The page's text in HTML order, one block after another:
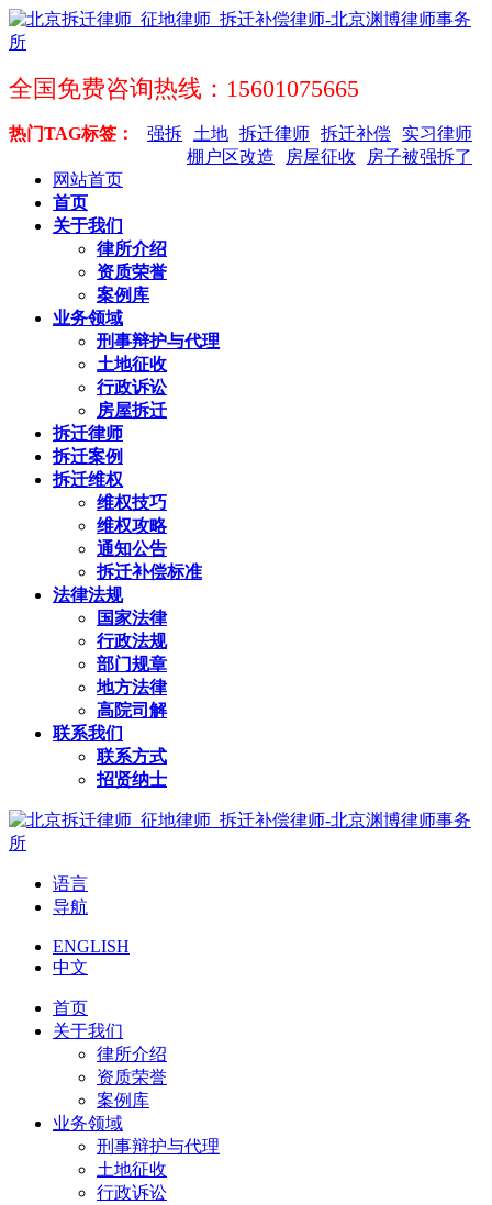
全国免费咨询热线：15601075665
热门TAG标签： 实习律师
拆迁补偿
拆迁律师
土地
强拆
房子被强拆了
房屋征收
棚户区改造
网站首页
首页
关于我们
律所介绍
资质荣誉
案例库
业务领域
刑事辩护与代理
土地征收
行政诉讼
房屋拆迁
拆迁律师
拆迁案例
拆迁维权
维权技巧
维权攻略
通知公告
拆迁补偿标准
法律法规
国家法律
行政法规
部门规章
地方法律
高院司解
联系我们
联系方式
招贤纳士
语言
导航
ENGLISH
中文
首页
关于我们
律所介绍
资质荣誉
案例库
业务领域
刑事辩护与代理
土地征收
行政诉讼